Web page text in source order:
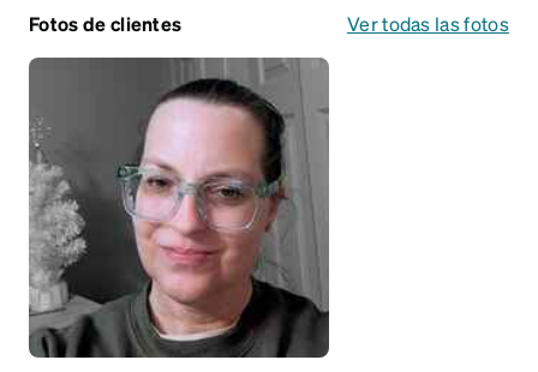
Fotos de clientes Ver todas las fotos